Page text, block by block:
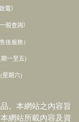
）
般查詢）
服務）
期一至五)
期六)
。本網站之內容旨
網站所載內容及資